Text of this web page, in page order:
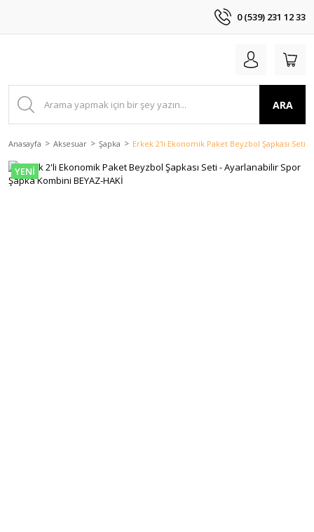
0 (539) 231 12 33
ARA
Anasayfa Aksesuar Şapka Erkek 2'li Ekonomik Paket Beyzbol Şapkası Seti
YENİ